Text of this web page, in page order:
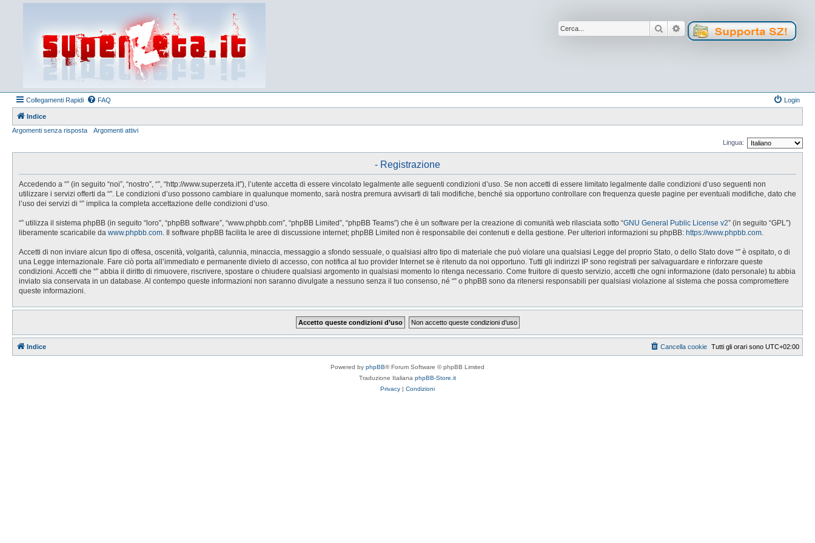
Cerca Ricerca avanzata
Collegamenti Rapidi FAQ Login
Indice
Argomenti senza risposta
Argomenti attivi
Lingua:
- Registrazione
Accedendo a “” (in seguito “noi”, “nostro”, “”, “http://www.superzeta.it”), l’utente accetta di essere vincolato legalmente alle seguenti condizioni d’uso. Se non accetti di essere limitato legalmente dalle condizioni d’uso seguenti non
utilizzare i servizi offerti da “”. Le condizioni d’uso possono cambiare in qualunque momento, sarà nostra premura avvisarti di tali modifiche, benché sia opportuno controllare con frequenza queste pagine per eventuali modifiche, dato che
l’uso dei servizi di “” implica la completa accettazione delle condizioni d’uso.
“” utilizza il sistema phpBB (in seguito “loro”, “phpBB software”, “www.phpbb.com”, “phpBB Limited”, “phpBB Teams”) che è un software per la creazione di comunità web rilasciata sotto “GNU General Public License v2” (in seguito “GPL”)
liberamente scaricabile da www.phpbb.com . Il software phpBB facilita le aree di discussione internet; phpBB Limited non è responsabile dei contenuti e della gestione. Per ulteriori informazioni su phpBB: https://www.phpbb.com
Accetti di non inviare alcun tipo di offesa, oscenità, volgarità, calunnia, minaccia, messaggio a sfondo sessuale, o qualsiasi altro tipo di materiale che può violare una qualsiasi Legge del proprio Stato, o dello Stato dove “” è ospitato, o di
una Legge internazionale. Fare ciò porta all’immediato e permanente divieto di accesso, con notifica al tuo provider Internet se è ritenuto da noi opportuno. Tutti gli indirizzi IP sono registrati per salvaguardare e rinforzare queste
condizioni. Accetti che “” abbia il diritto di rimuovere, riscrivere, spostare o chiudere qualsiasi argomento in qualsiasi momento lo ritenga necessario. Come fruitore di questo servizio, accetti che ogni informazione (dato personale) tu abbia
inviato sia conservata in un database. Al contempo queste informazioni non saranno divulgate a nessuno senza il tuo consenso, né “” o phpBB sono da ritenersi responsabili per qualsiasi violazione al sistema che possa compromettere
queste informazioni.
Indice Tutti gli orari sono UTC+02:00
Cancella cookie
Powered by phpBB® Forum Software © phpBB Limited
Traduzione Italiana phpBB-Store.it
Privacy | Condizioni